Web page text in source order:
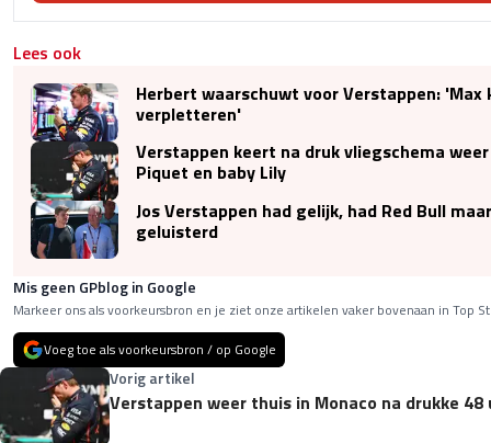
Lees ook
Herbert waarschuwt voor Verstappen: 'Max
verpletteren'
Verstappen keert na druk vliegschema
Piquet en baby Lily
Jos Verstappen had gelijk, had Red Bull
geluisterd
Mis geen GPblog in Google
Markeer ons als voorkeursbron en je ziet onze artikelen vaker bovenaan in Top
Voeg toe als voorkeursbron / op Google
Vorig artikel
Verstappen weer thuis in Monaco na drukke